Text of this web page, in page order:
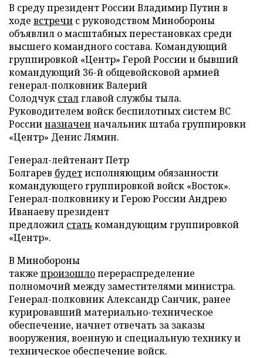
В среду президент России Владимир Путин в
ходе встречи с руководством Минобороны
объявлил о масштабных перестановках среди
высшего командного состава. Командующий
группировкой «Центр» Герой России и бывший
командующий 36-й общевойсковой армией
генерал-полковник Валерий
Солодчук сталглавой службы тыла.
Руководителем войск беспилотных систем ВС
Россииназначен начальник штаба группировки
«Центр» Денис Лямин.
Генерал-лейтенант Петр
Болгарев будетисполняющим обязанности
командующего группировкой войск «Восток».
Генерал-полковнику и Герою России Андрею
Иванаеву президент
предложил стать командующим группировкой
«Центр».
В Минобороны
также произошлоперераспределение
полномочий между заместителями министра.
Генерал-полковник Александр Санчик, ранее
курировавший материально-техническое
обеспечение, начнет отвечать за заказы
вооружения, военную и специальную технику и
техническое обеспечение войск.